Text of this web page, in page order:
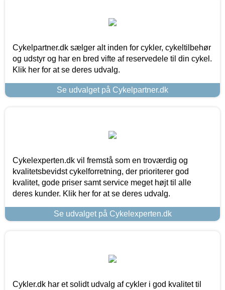
Cykelpartner.dk sælger alt inden for cykler, cykeltilbehør
og udstyr og har en bred vifte af reservedele til din cykel.
Klik her for at se deres udvalg.
Se udvalget på Cykelpartner.dk
Cykelexperten.dk vil fremstå som en troværdig og
kvalitetsbevidst cykelforretning, der prioriterer god
kvalitet, gode priser samt service meget højt til alle
deres kunder. Klik her for at se deres udvalg.
Se udvalget på Cykelexperten.dk
Cykler.dk har et solidt udvalg af cykler i god kvalitet til